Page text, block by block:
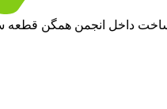
داخل انجمن همگن قطعه